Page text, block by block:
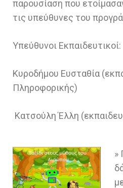
παρουσίαση που
τις υπεύθυνες του
Υπεύθυνοι Εκπαιδευτικοί:
Κυροδήμου Ευσταθία
Πληροφορικής)
Κατσούλη Έλλη
»